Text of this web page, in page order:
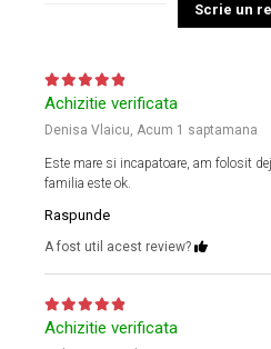
Scrie un
Achizitie verificata
Denisa Vlaicu, Acum 1 saptamana
Este mare si incapatoare, am folosit
familia este ok.
Raspunde
A fost util acest review?
Achizitie verificata